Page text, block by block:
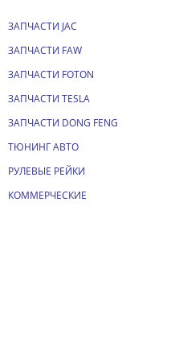
ЗАПЧАСТИ JAC
ЗАПЧАСТИ FAW
ЗАПЧАСТИ FOTON
ЗАПЧАСТИ TESLA
ЗАПЧАСТИ DONG FENG
ТЮНИНГ АВТО
РУЛЕВЫЕ РЕЙКИ
КОММЕРЧЕСКИЕ